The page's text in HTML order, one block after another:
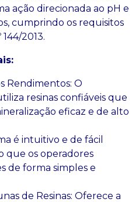
ação direcionada ao pH e
cumprindo os requisitos
2013.
Rendimentos: O
resinas confiáveis que
eficaz e de alto
é intuitivo e de fácil
que os operadores
de forma simples e
de Resinas: Oferece a